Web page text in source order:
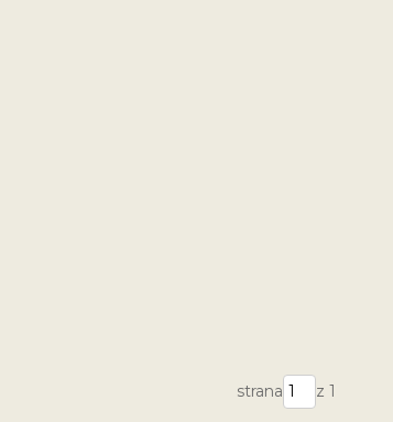
strana z 1